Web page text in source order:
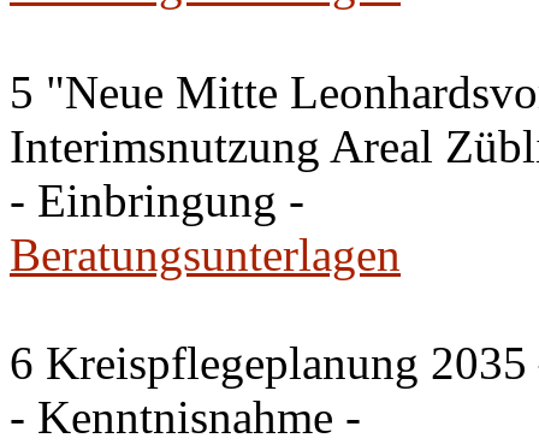
5 "Neue Mitte
Interimsnutzung Areal
- Einbringung -
Beratungsunterlagen
6 Kreispflegeplanung
- Kenntnisnahme -